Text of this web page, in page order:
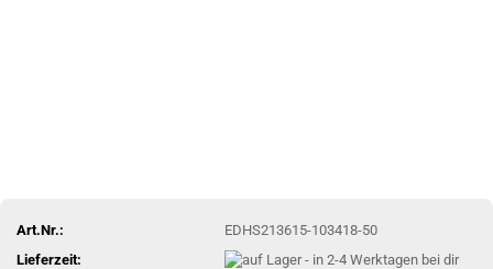
Art.Nr.:
EDHS213615-103418-50
Lieferzeit: